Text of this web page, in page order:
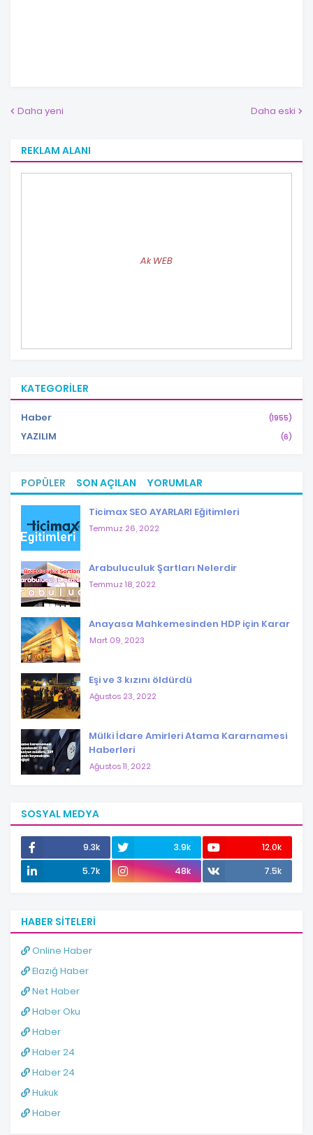
Daha yeni Daha eski
REKLAM ALANI
Ak WEB
KATEGORILER
Haber (1955)
YAZILIM (6)
POPÜLER SON AÇILAN YORUMLAR
Ticimax SEO AYARLARI Eğitimleri
Temmuz 26, 2022
Arabuluculuk Şartları Nelerdir
Temmuz 18, 2022
Anayasa Mahkemesinden HDP için Karar
Mart 09, 2023
Eşi ve 3 kızını öldürdü
Ağustos 23, 2022
Mülki İdare Amirleri Atama Kararnamesi
Haberleri
Ağustos 11, 2022
SOSYAL MEDYA
9.3k 3.9k
12.0k
5.7k
48k 7.5k
HABER SITELERI
Online Haber
Elazığ Haber
Net Haber
Haber Oku
Haber
Haber 24
Haber 24
Hukuk
Haber